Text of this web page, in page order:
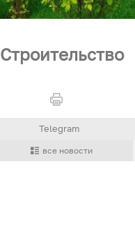
Строительство